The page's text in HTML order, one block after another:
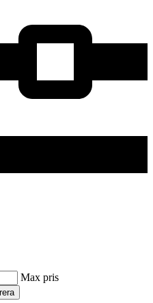
Max pris